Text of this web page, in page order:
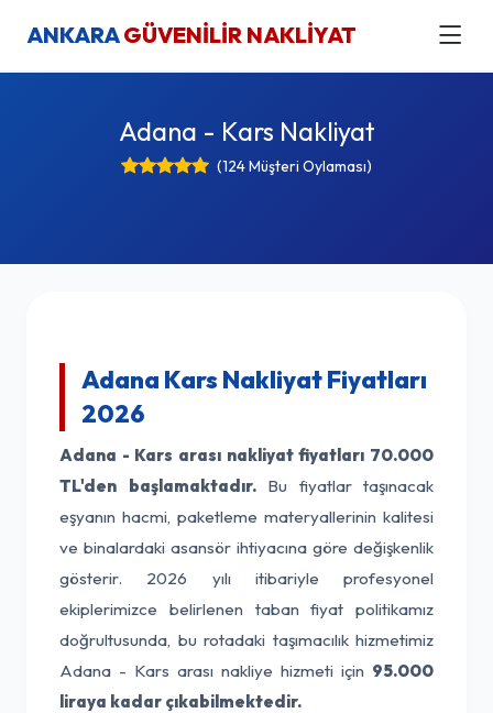
ANKARAGÜVENİLİR NAKLİYAT
Adana - Kars Nakliyat
(124 Müşteri Oylaması)
Adana Kars Nakliyat Fiyatları
2026
Adana - Kars arası nakliyat fiyatları 70.000
TL'den başlamaktadır.Bu fiyatlar taşınacak
eşyanın hacmi, paketleme materyallerinin kalitesi
ve binalardaki asansör ihtiyacına göre değişkenlik
gösterir. 2026 yılı itibariyle profesyonel
ekiplerimizce belirlenen taban fiyat politikamız
doğrultusunda, bu rotadaki taşımacılık hizmetimiz
Adana - Kars arası nakliye hizmeti için 95.000
liraya kadar çıkabilmektedir.